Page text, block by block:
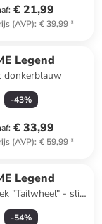
: € 21,99
(AVP): € 39,99*
Legend
donkerblauw
-43%
: € 33,99
(AVP): € 59,99*
Legend
"Tailwheel" - slim
donkerblauw
-54%